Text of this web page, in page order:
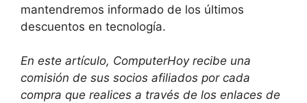
mantendremos informado de los últimos
descuentos en tecnología.
En este artículo, ComputerHoy recibe una
comisión de sus socios afiliados por cada
compra que realices a través de los enlaces de